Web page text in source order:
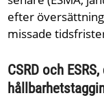
efter
missade
CSRD och